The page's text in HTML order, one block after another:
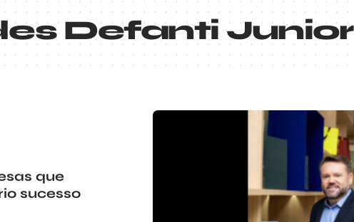
Defanti Junior
que
sucesso